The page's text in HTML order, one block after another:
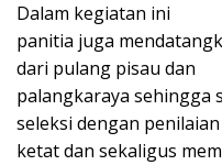
Dalam kegiatan ini
panitia juga
dari pulang pisau dan
palangkaraya sehingga
seleksi dengan
ketat dan sekaligus